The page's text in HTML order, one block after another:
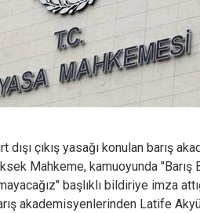
çıkış yasağı konulan barış
Mahkeme, kamuoyunda "Barış
başlıklı bildiriye imza
akademisyenlerinden Latife